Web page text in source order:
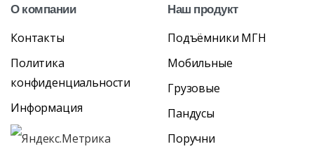
Окомпании
Контакты
Политика
конфиденциальности
Информация
Наш продукт
Подъёмники МГН
Мобильные
Грузовые
Пандусы
Поручни